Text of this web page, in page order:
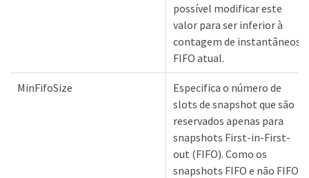
possível modificar este
valor para ser inferior à
contagem de instantâneos
FIFO atual.
MinFifoSize
Especifica o número de
slots de snapshot que são
reservados apenas para
snapshots First-in-First-
out (FIFO). Como os
snapshots FIFO e não FIFO